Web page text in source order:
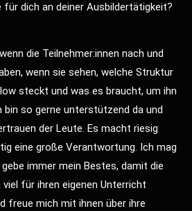
für dich an deiner Ausbildertätigkeit?
die Teilnehmer:innen nach und
wenn sie sehen, welche Struktur
steckt und was es braucht, um ihn
so gerne unterstützend da und
der Leute. Es macht riesig
eine große Verantwortung. Ich mag
immer mein Bestes, damit die
viel für ihren eigenen Unterricht
freue mich mit ihnen über ihre